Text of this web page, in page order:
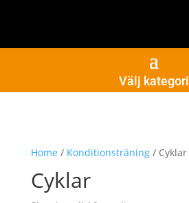
Välj kategori
Home / Konditionsträning/ Cyklar
Cyklar